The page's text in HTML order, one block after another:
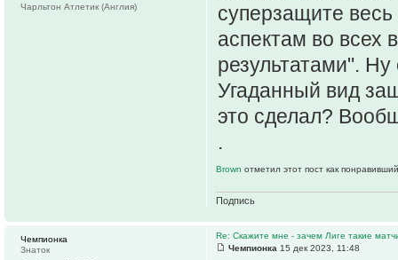
суперзащите
аспектам во всех
результатами".
Угаданный вид
это сделал?
.
Brown отметил этот пост как
Подпись
Чарльтон Атлетик (Англия)
Re: Скажите мне - зачем Лиге такие
Чемпионка 15 дек 2023, 11:48
Чемпионка
Знаток